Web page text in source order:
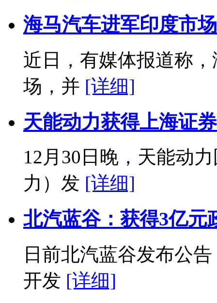
海马汽车进军印度市场
近日，有媒体报道称
场，并 [详细]
天能动力获得上海证
12月30日晚，天能动
力）发 [详细]
北汽蓝谷：获得3亿元
日前北汽蓝谷发布公
开发 [详细]